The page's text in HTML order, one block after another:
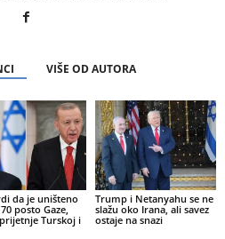
VIŠE OD AUTORA
da je uništeno
posto Gaze,
Turskoj i
Trump i Netanyahu se ne
slažu oko Irana, ali savez
ostaje na snazi